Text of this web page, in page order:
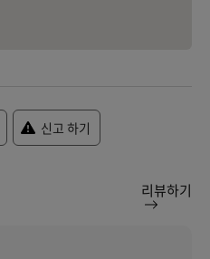
신고 하기
리뷰하기